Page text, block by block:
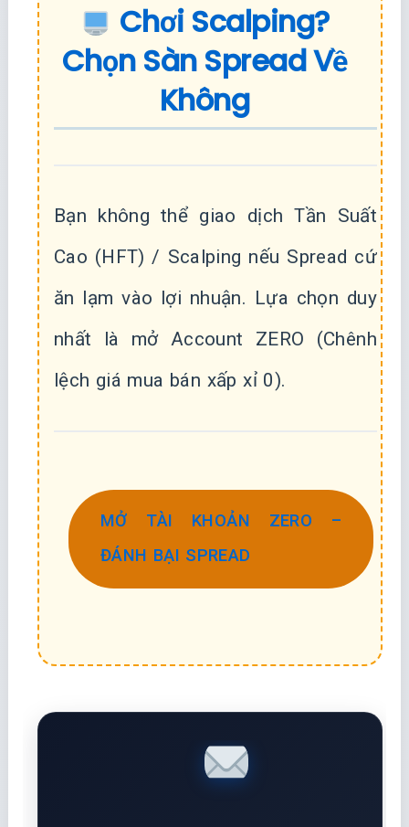
Chơi Scalping?
Chọn Sàn Spread Về
Không
Bạn không thể giao dịch Tần Suất
Cao (HFT) / Scalping nếu Spread cứ
ăn lạm vào lợi nhuận. Lựa chọn duy
nhất là mở Account ZERO (Chênh
lệch giá mua bán xấp xỉ 0).
MỞ TÀI KHOẢN ZERO –
ĐÁNH BẠI SPREAD